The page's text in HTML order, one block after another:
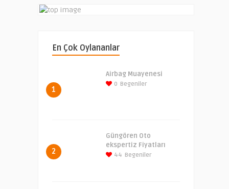
En Çok Oylananlar
1
Airbag Muayenesi
0 Begeniler
2
Güngören Oto
ekspertiz Fiyatları
44 Begeniler